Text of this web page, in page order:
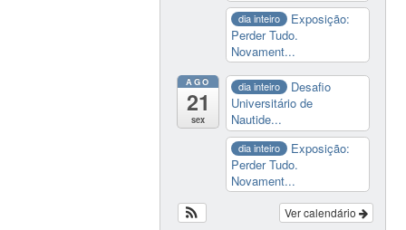
dia inteiro
Exposição:
Perder Tudo.
Novament...
AGO
21
sex
dia inteiro
Desafio
Universitário de
Nautide...
dia inteiro
Exposição:
Perder Tudo.
Novament...
Ver calendário